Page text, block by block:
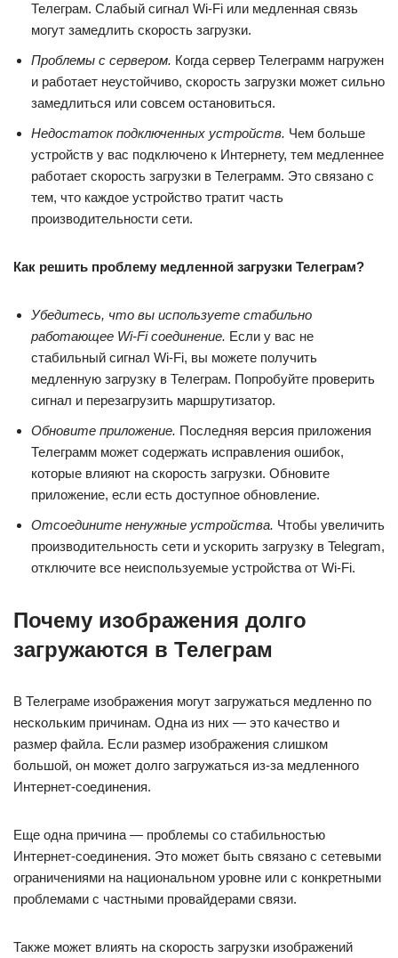
Телеграм. Слабый сигнал Wi-Fi или медленная связь
могут замедлить скорость загрузки.
Проблемы с сервером. Когда сервер Телеграмм нагружен
и работает неустойчиво, скорость загрузки может сильно
замедлиться или совсем остановиться.
Недостаток подключенных устройств. Чем больше
устройств у вас подключено к Интернету, тем медленнее
работает скорость загрузки в Телеграмм. Это связано с
тем, что каждое устройство тратит часть
производительности сети.
Как решить проблему медленной загрузки Телеграм?
Убедитесь, что вы используете стабильно
работающее Wi-Fi соединение. Если у вас не
стабильный сигнал Wi-Fi, вы можете получить
медленную загрузку в Телеграм. Попробуйте проверить
сигнал и перезагрузить маршрутизатор.
Обновите приложение. Последняя версия приложения
Телеграмм может содержать исправления ошибок,
которые влияют на скорость загрузки. Обновите
приложение, если есть доступное обновление.
Отсоедините ненужные устройства. Чтобы увеличить
производительность сети и ускорить загрузку в Telegram,
отключите все неиспользуемые устройства от Wi-Fi.
Почему изображения долго
загружаются в Телеграм
В Телеграме изображения могут загружаться медленно по
нескольким причинам. Одна из них — это качество и
размер файла. Если размер изображения слишком
большой, он может долго загружаться из-за медленного
Интернет-соединения.
Еще одна причина — проблемы со стабильностью
Интернет-соединения. Это может быть связано с сетевыми
ограничениями на национальном уровне или с конкретными
проблемами с частными провайдерами связи.
Также может влиять на скорость загрузки изображений